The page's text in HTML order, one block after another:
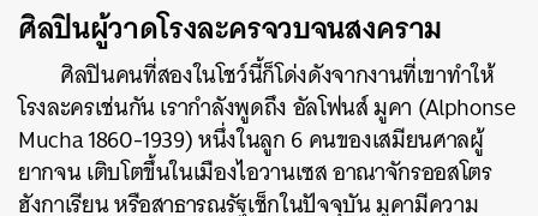
ศิลปินผู้วาดโรงละครจวบจนสงคราม
ศิลปินคนที่สองในโชว์นี้ก็โด่งดังจากงานที่เขาทำให้
โรงละครเช่นกัน เรากำลังพูดถึง อัลโฟนส์ มูคา (Alphonse
Mucha 1860-1939) หนึ่งในลูก 6 คนของเสมียนศาลผู้
ยากจน เติบโตขึ้นในเมืองไอวานเซส อาณาจักรออสโตร
ฮังกาเรียน หรือสาธารณรัฐเช็กในปัจจุบัน มูคามีความ